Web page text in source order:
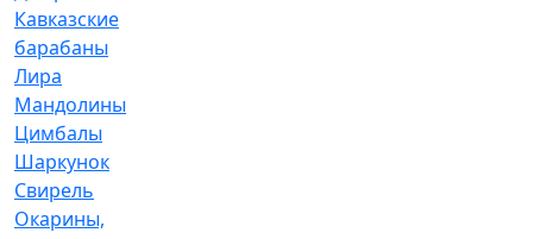
Кавказские
барабаны
Лира
Мандолины
Цимбалы
Шаркунок
Свирель
Окарины,